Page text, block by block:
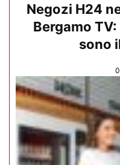
Negozi H24
Bergamo
sono